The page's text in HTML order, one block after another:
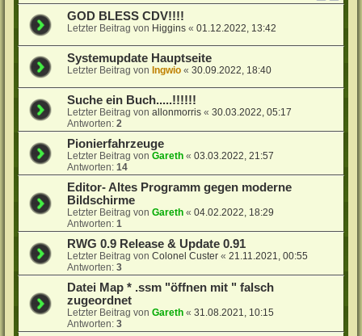
GOD BLESS CDV!!!!
Letzter Beitrag von Higgins «01.12.2022, 13:42
Systemupdate Hauptseite
Letzter Beitrag von Ingwio «30.09.2022, 18:40
Suche ein Buch.....!!!!!!
Letzter Beitrag vonallonmorris «30.03.2022, 05:17
Antworten:2
Pionierfahrzeuge
Letzter Beitrag vonGareth «03.03.2022, 21:57
Antworten:14
Editor- Altes Programm gegen moderne
Bildschirme
Letzter Beitrag vonGareth «04.02.2022, 18:29
Antworten:1
RWG 0.9 Release & Update 0.91
Letzter Beitrag vonColonel Custer «21.11.2021, 00:55
Antworten:3
Datei Map * .ssm "öffnen mit " falsch
zugeordnet
Letzter Beitrag vonGareth «31.08.2021, 10:15
Antworten:3